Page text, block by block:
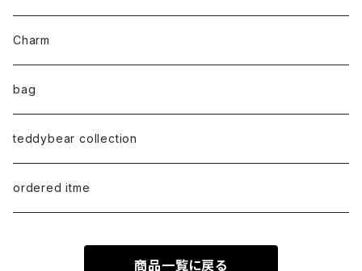
bracelet
anklet
earring
M size
L size
ML（12ｘ8）
tote style
T-shirt
Long sleeve
Sweat
Charm
bag
teddybear collection
ordered itme
商品一覧に戻る